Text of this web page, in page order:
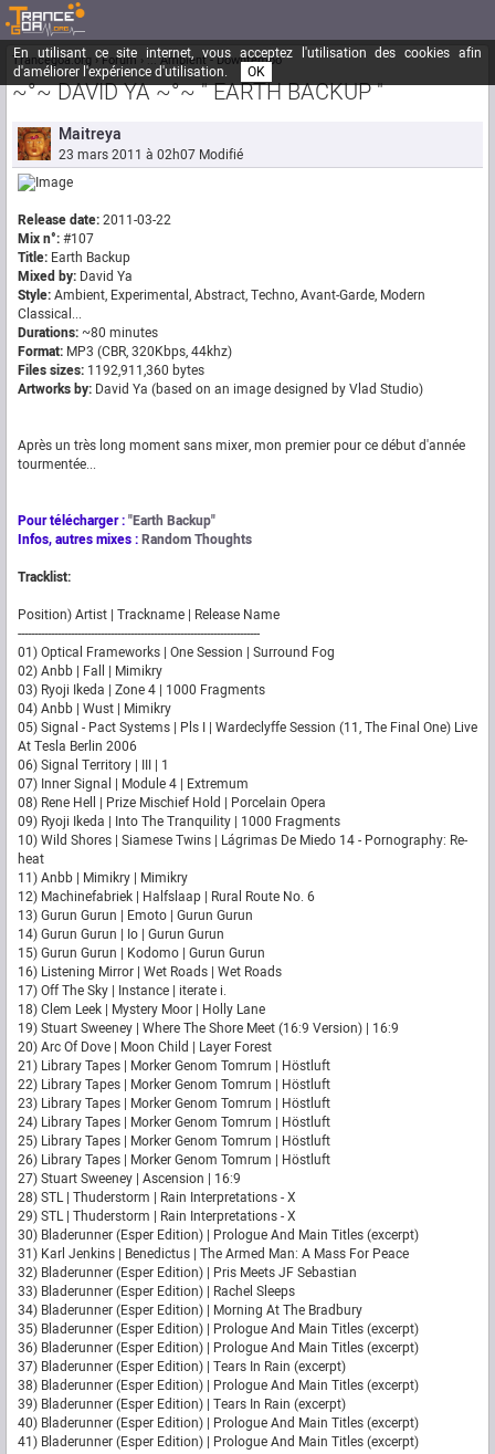
En utilisant ce site internet, vous acceptez l'utilisation des cookies afin
d'améliorer l'expérience d'utilisation.
OK
Trancegoa.org Forum ::. Ambient - Downtempo
~°~ DAVID YA ~°~ " EARTH BACKUP "
Maitreya
23 mars 2011 à 02h07 Modifié
Release date:2011-03-22
Mix n°:#107
Title: Earth Backup
Mixed by: David Ya
Style:Ambient, Experimental, Abstract, Techno, Avant-Garde, Modern
Classical...
Durations:~80 minutes
Format: MP3 (CBR, 320Kbps, 44khz)
Files sizes: 1192,911,360 bytes
Artworks by: David Ya (based on an image designed by Vlad Studio)
Après un très long moment sans mixer, mon premier pour ce début d'année
tourmentée...
Pour télécharger :"Earth Backup"
Infos, autres mixes :Random Thoughts
Tracklist:
Position) Artist | Trackname | Release Name
-------------------------------------------------------------------------
01) Optical Frameworks | One Session | Surround Fog
02) Anbb | Fall | Mimikry
03) Ryoji Ikeda | Zone 4 | 1000 Fragments
04) Anbb | Wust | Mimikry
05) Signal - Pact Systems | Pls I | Wardeclyffe Session (11, The Final One) Live
At Tesla Berlin 2006
06) Signal Territory | III | 1
07) Inner Signal | Module 4 | Extremum
08) Rene Hell | Prize Mischief Hold | Porcelain Opera
09) Ryoji Ikeda | Into The Tranquility | 1000 Fragments
10) Wild Shores | Siamese Twins | Lágrimas De Miedo 14 - Pornography: Re-
heat
11) Anbb | Mimikry | Mimikry
12) Machinefabriek | Halfslaap | Rural Route No. 6
13) Gurun Gurun | Emoto | Gurun Gurun
14) Gurun Gurun | Io | Gurun Gurun
15) Gurun Gurun | Kodomo | Gurun Gurun
16) Listening Mirror | Wet Roads | Wet Roads
17) Off The Sky | Instance | iterate i.
18) Clem Leek | Mystery Moor | Holly Lane
19) Stuart Sweeney | Where The Shore Meet (16:9 Version) | 16:9
20) Arc Of Dove | Moon Child | Layer Forest
21) Library Tapes | Morker Genom Tomrum | Höstluft
22) Library Tapes | Morker Genom Tomrum | Höstluft
23) Library Tapes | Morker Genom Tomrum | Höstluft
24) Library Tapes | Morker Genom Tomrum | Höstluft
25) Library Tapes | Morker Genom Tomrum | Höstluft
26) Library Tapes | Morker Genom Tomrum | Höstluft
27) Stuart Sweeney | Ascension | 16:9
28) STL | Thuderstorm | Rain Interpretations - X
29) STL | Thuderstorm | Rain Interpretations - X
30) Bladerunner (Esper Edition) | Prologue And Main Titles (excerpt)
31) Karl Jenkins | Benedictus | The Armed Man: A Mass For Peace
32) Bladerunner (Esper Edition) | Pris Meets JF Sebastian
33) Bladerunner (Esper Edition) | Rachel Sleeps
34) Bladerunner (Esper Edition) | Morning At The Bradbury
35) Bladerunner (Esper Edition) | Prologue And Main Titles (excerpt)
36) Bladerunner (Esper Edition) | Prologue And Main Titles (excerpt)
37) Bladerunner (Esper Edition) | Tears In Rain (excerpt)
38) Bladerunner (Esper Edition) | Prologue And Main Titles (excerpt)
39) Bladerunner (Esper Edition) | Tears In Rain (excerpt)
40) Bladerunner (Esper Edition) | Prologue And Main Titles (excerpt)
41) Bladerunner (Esper Edition) | Prologue And Main Titles (excerpt)